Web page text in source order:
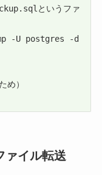
というファ
-U postgres -d
め）
ァイル転送